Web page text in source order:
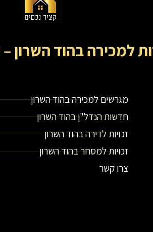
למכירה בהוד השרון –
מגרשים למכירה בהוד השרון
חדשות הנדל"ן בהוד השרון
זכויות לדירה בהוד השרון
זכויות למסחר בהוד השרון
צרו קשר